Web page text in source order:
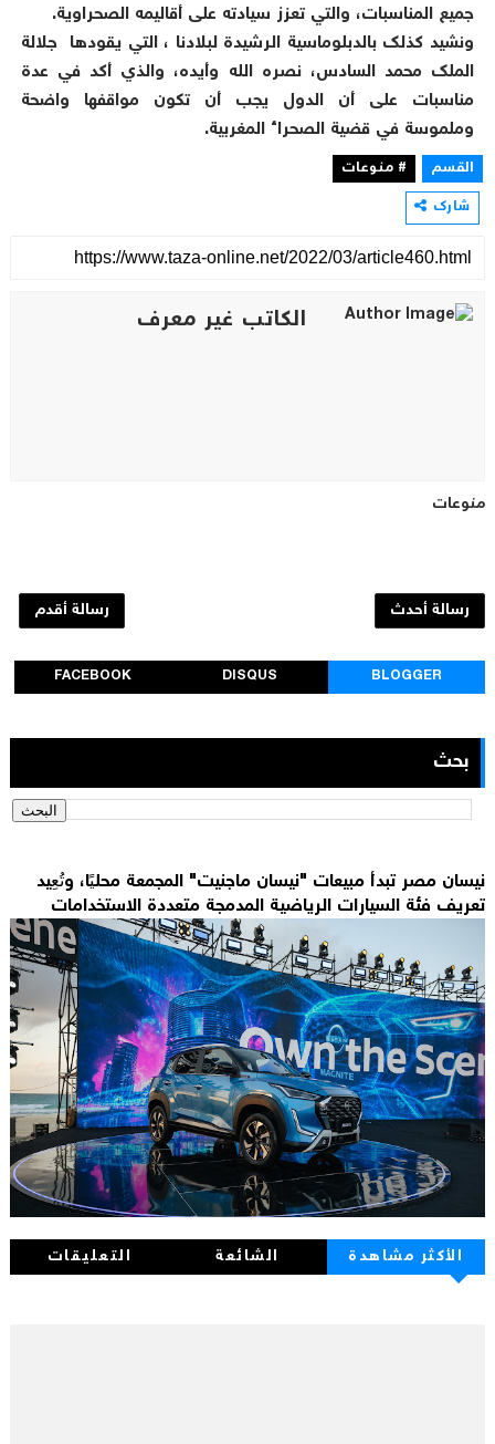
جميع المناسبات، والتي تعزز سيادته على أقاليمه الصحراوية.
ونشيد كذلك بالدبلوماسية الرشيدة لبلادنا ، التي يقودها جلالة
الملك محمد السادس، نصره الله وأيده، والذي أكد في عدة
مناسبات على أن الدول يجب أن تكون مواقفها واضحة
وملموسة في قضية الصحراء المغربية.
القسم
# منوعات
شارك
الكاتب غير معرف
منوعات
رسالة أحدث رسالة أقدم
BLOGGER
DISQUS
FACEBOOK
بحث
نيسان مصر تبدأ مبيعات "نيسان ماجنيت" المجمعة محليًا، وتُعِيد
تعريف فئة السيارات الرياضية المدمجة متعددة الاستخدامات
الأكثر مشاهدة الشائعة التعليقات